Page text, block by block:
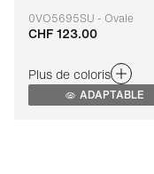
0VO5695SU - Ovale
Adaptable
CHF 123.00
Plus de coloris
ADAPTABLE